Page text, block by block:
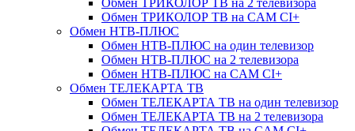
Обмен ТРИКОЛОР ТВ на 2 телевизора
Обмен ТРИКОЛОР ТВ на CAM CI+
Обмен НТВ-ПЛЮС
Обмен НТВ-ПЛЮС на один телевизор
Обмен НТВ-ПЛЮС на 2 телевизора
Обмен НТВ-ПЛЮС на CAM CI+
Обмен ТЕЛЕКАРТА ТВ
Обмен ТЕЛЕКАРТА ТВ на один телевизор
Обмен ТЕЛЕКАРТА ТВ на 2 телевизора